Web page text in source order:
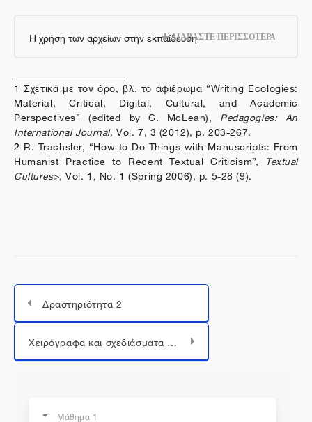
Η χρήση των αρχείων στην εκπαίδευσηΔΙΑΒΑΣΤΕ ΠΕΡΙΣΣΟΤΕΡΑ
1 Σχετικά με τον όρο, βλ. το αφιέρωμα “Writing Ecologies:
Material, Critical, Digital, Cultural, and Academic
Perspectives” (edited by C. McLean), Pedagogies: An
International Journal, Vol. 7, 3 (2012), p. 203-267.
2 R. Trachsler, “How to Do Things with Manuscripts: From
Humanist Practice to Recent Textual Criticism”, Textual
Cultures>, Vol. 1, No. 1 (Spring 2006), p. 5-28 (9).
Δραστηριότητα 2
Μεταπήδηση σε...
Χειρόγραφα και σχεδιάσματα συγγραφέων
Μάθημα 1